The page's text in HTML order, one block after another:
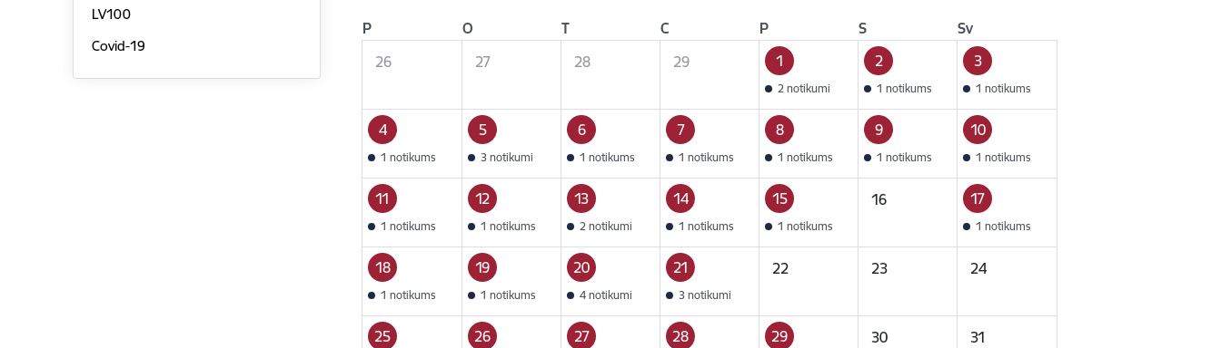
LV100
Covid-19
P O T C P S
Sv
26
27 28 29 1
2 notikumi
2
1 notikums
3
1 notikums
4
1 notikums
5
3 notikumi
6
1 notikums
7
1 notikums
8
1 notikums
9
1 notikums
10
1 notikums
11
1 notikums
12
1 notikums
13
2 notikumi
14
1 notikums
15
1 notikums
16 17
1 notikums
18
1 notikums
19
1 notikums
20
4 notikumi
21
3 notikumi
22 23 24
25 26 27 28 29 30 31